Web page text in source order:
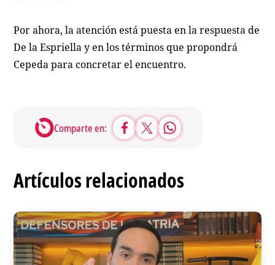
Por ahora, la atención está puesta en la respuesta de
De la Espriella y en los términos que propondrá
Cepeda para concretar el encuentro.
Comparte en:
Artículos relacionados